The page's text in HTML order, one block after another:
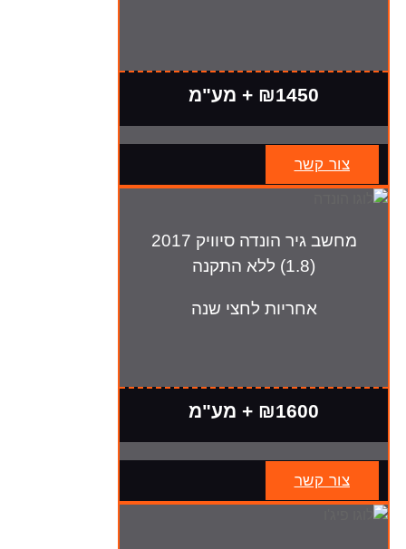
₪1450 + מע"מ
צור קשר
מחשב גיר הונדה סיוויק 2017
(1.8) ללא התקנה
אחריות לחצי שנה
₪1600 + מע"מ
צור קשר